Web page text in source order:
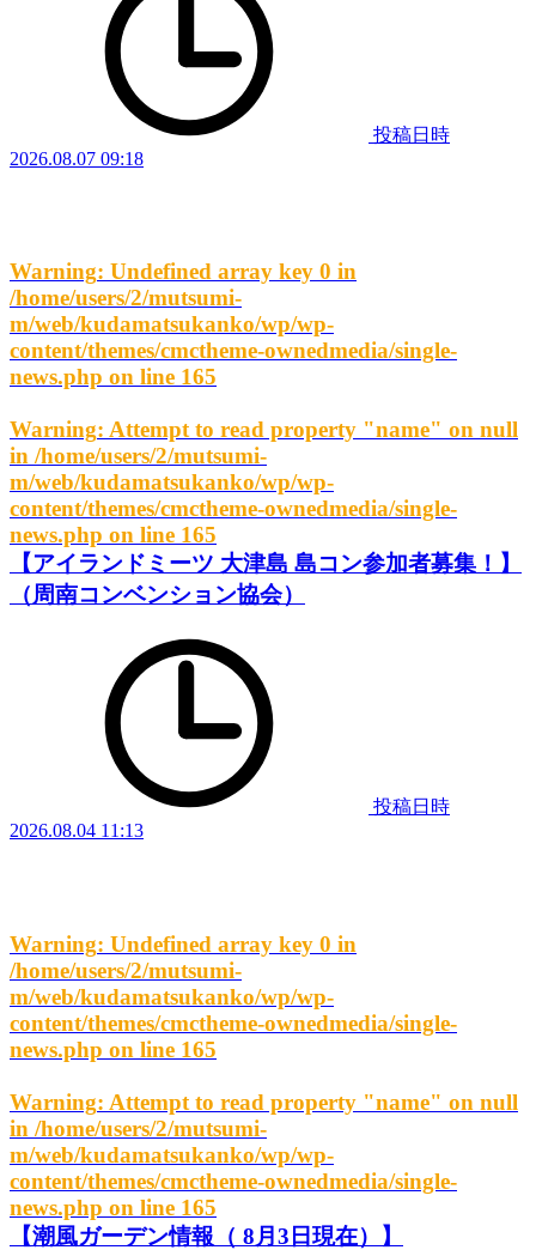
投稿日時
2026.08.07 09:18
Warning: Undefined array key 0 in
/home/users/2/mutsumi-
m/web/kudamatsukanko/wp/wp-
content/themes/cmctheme-ownedmedia/single-
news.php on line 165
Warning: Attempt to read property "name" on null
in /home/users/2/mutsumi-
m/web/kudamatsukanko/wp/wp-
content/themes/cmctheme-ownedmedia/single-
news.php on line 165
【アイランドミーツ 大津島 島コン参加者募集！】
（周南コンベンション協会）
投稿日時
2026.08.04 11:13
Warning: Undefined array key 0 in
/home/users/2/mutsumi-
m/web/kudamatsukanko/wp/wp-
content/themes/cmctheme-ownedmedia/single-
news.php on line 165
Warning: Attempt to read property "name" on null
in /home/users/2/mutsumi-
m/web/kudamatsukanko/wp/wp-
content/themes/cmctheme-ownedmedia/single-
news.php on line 165
【潮風ガーデン情報（ 8月3日現在）】